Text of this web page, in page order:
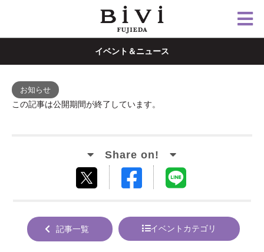
イベント＆ニュース
お知らせ
この記事は公開期間が終了しています。
する
Facebook
る
記事一覧 イベントカテゴリ